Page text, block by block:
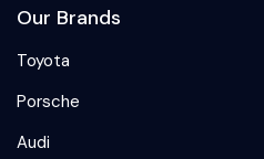
Our Brands
Toyota
Porsche
Audi